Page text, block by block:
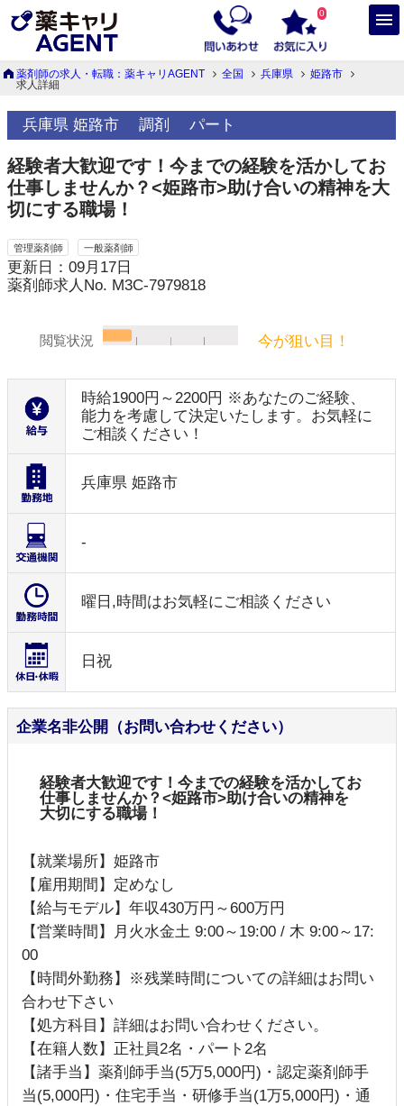
0
薬剤師の求人・転職：薬キャリAGENT 全国 兵庫県
姫路市
求人詳細
兵庫県 姫路市 調剤 パート
経験者大歓迎です！今までの経験を活かしてお
仕事しませんか？<姫路市>助け合いの精神を大
切にする職場！
管理薬剤師 一般薬剤師
更新日：09月17日
薬剤師求人No. M3C-7979818
閲覧状況 今が狙い目！
時給1900円～2200円 ※あなたのご経験、
能力を考慮して決定いたします。お気軽に
ご相談ください！
兵庫県 姫路市
-
曜日,時間はお気軽にご相談ください
日祝
企業名非公開（お問い合わせください）
経験者大歓迎です！今までの経験を活かしてお
仕事しませんか？<姫路市>助け合いの精神を
大切にする職場！
【就業場所】姫路市
【雇用期間】定めなし
【給与モデル】年収430万円～600万円
【営業時間】月火水金土 9:00～19:00 / 木 9:00～17:
00
【時間外勤務】※残業時間についての詳細はお問い
合わせ下さい
【処方科目】詳細はお問い合わせください。
【在籍人数】正社員2名・パート2名
【諸手当】薬剤師手当(5万5,000円)・認定薬剤師手
当(5,000円)・住宅手当・研修手当(1万5,000円)・通